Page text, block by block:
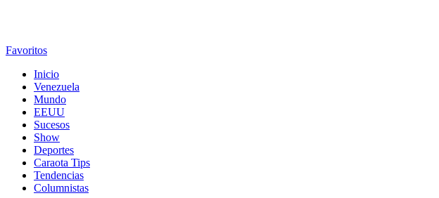
Favoritos
Inicio
Venezuela
Mundo
EEUU
Sucesos
Show
Deportes
Caraota Tips
Tendencias
Columnistas